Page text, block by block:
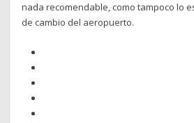
nada recomendable, como tampoco lo
de cambio del aeropuerto.